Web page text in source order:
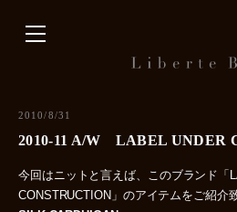
プ
2010/8/31
2010-11 A/W LABEL UNDER
今回はニットと言えば、このブランド「
CONSTRUCTION」のアイテムをご紹介